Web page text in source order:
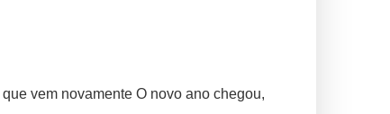
vem novamente O novo ano chegou,